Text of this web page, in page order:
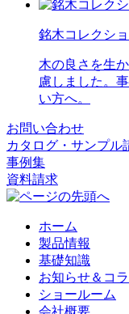
銘木コレクシ
木の良さを生
慮しました。
い方へ。
お問い合わせ
カタログ・サンプル
事例集
資料請求
ホーム
製品情報
基礎知識
お知らせ＆コ
ショールーム